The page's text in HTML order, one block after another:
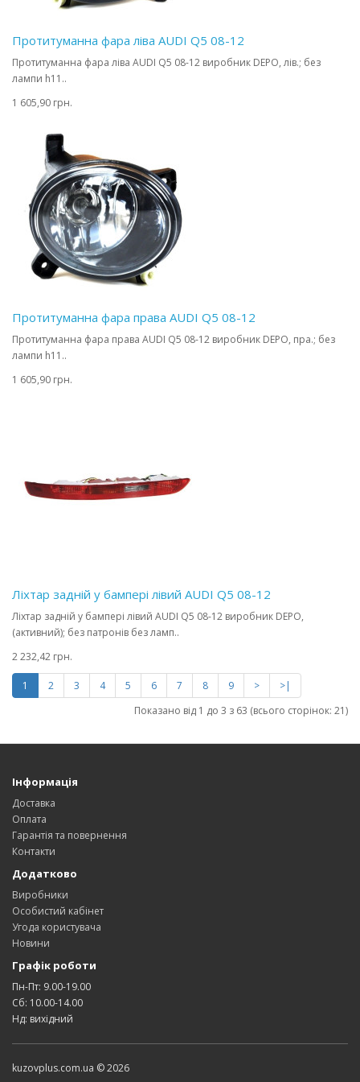
Протитуманна фара ліва AUDI Q5 08-12
Протитуманна фара ліва AUDI Q5 08-12 виробник DEPO, лів.; без
лампи h11..
1 605,90 грн.
Протитуманна фара права AUDI Q5 08-12
Протитуманна фара права AUDI Q5 08-12 виробник DEPO, пра.; без
лампи h11..
1 605,90 грн.
Ліхтар задній у бампері лівий AUDI Q5 08-12
Ліхтар задній у бампері лівий AUDI Q5 08-12 виробник DEPO,
(активний); без патронів без ламп..
2 232,42 грн.
1 2 3 4 5 6 7 8 9 >
>|
Показано від 1 до 3 з 63 (всього сторінок: 21)
Інформація
Доставка
Оплата
Гарантія та повернення
Контакти
Додатково
Виробники
Особистий кабінет
Угода користувача
Новини
Графік роботи
Пн-Пт: 9.00-19.00
Сб: 10.00-14.00
Нд: вихідний
kuzovplus.com.ua © 2026